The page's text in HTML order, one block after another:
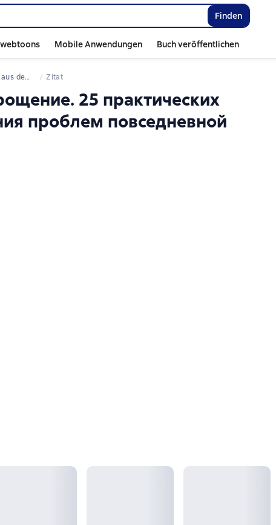
Finden
Mobile Anwendungen Buch veröffentlichen
dem Buch Zitat
25 практических
проблем повседневной